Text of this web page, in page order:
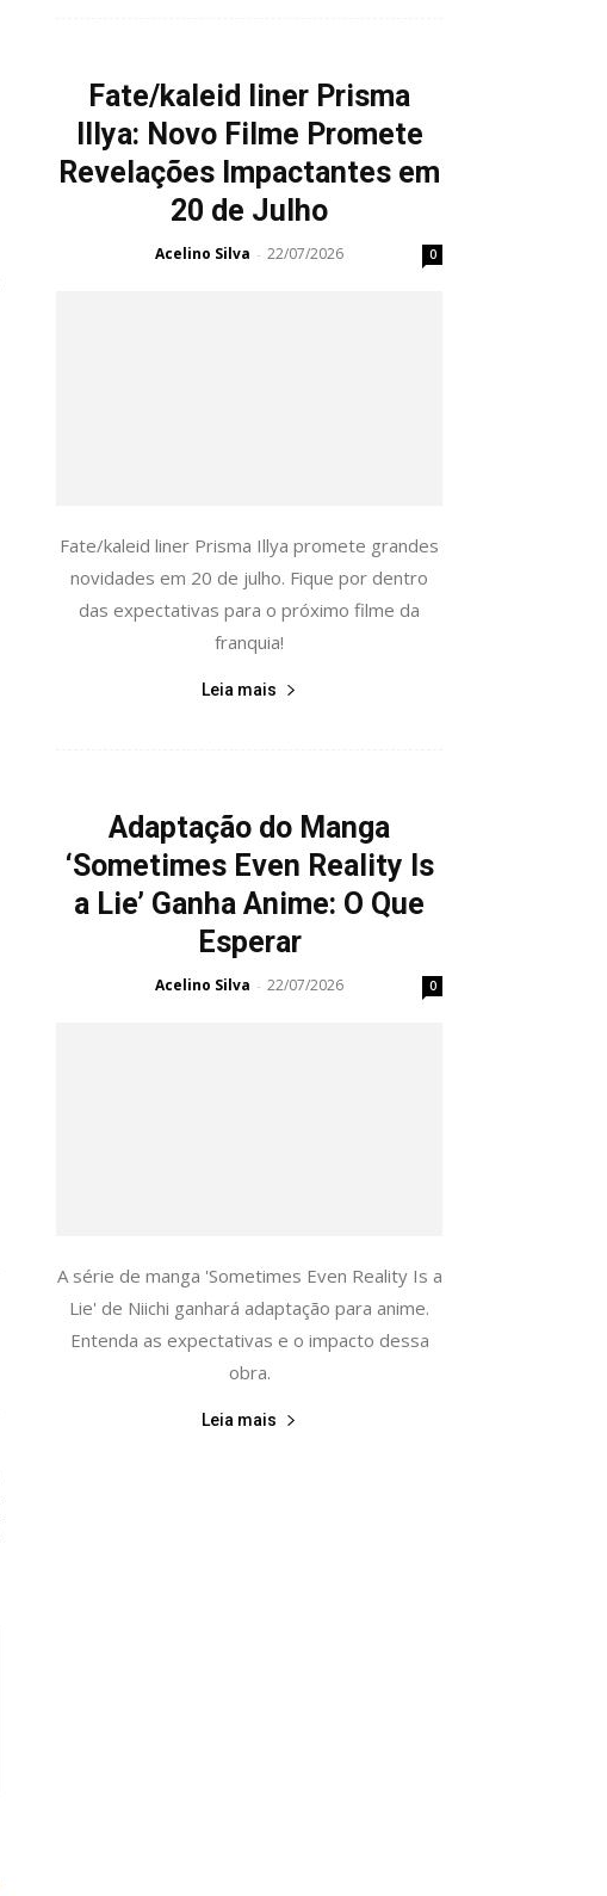
Fate/kaleid liner Prisma
Illya: Novo Filme Promete
Revelações Impactantes em
20 de Julho
Acelino Silva - 22/07/2026 0
Fate/kaleid liner Prisma Illya promete grandes
novidades em 20 de julho. Fique por dentro
das expectativas para o próximo filme da
franquia!
Leia mais
Adaptação do Manga
‘Sometimes Even Reality Is
a Lie’ Ganha Anime: O Que
Esperar
Acelino Silva - 22/07/2026 0
A série de manga 'Sometimes Even Reality Is a
Lie' de Niichi ganhará adaptação para anime.
Entenda as expectativas e o impacto dessa
obra.
Leia mais